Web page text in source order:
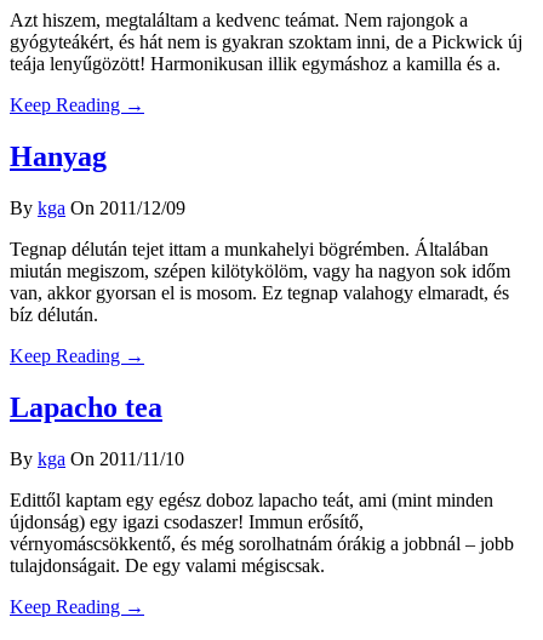
Azt hiszem, megtaláltam a kedvenc teámat. Nem rajongok a
gyógyteákért, és hát nem is gyakran szoktam inni, de a Pickwick új
teája lenyűgözött! Harmonikusan illik egymáshoz a kamilla és a.
Keep Reading →
Hanyag
By kga On 2011/12/09
Tegnap délután tejet ittam a munkahelyi bögrémben. Általában
miután megiszom, szépen kilötykölöm, vagy ha nagyon sok időm
van, akkor gyorsan el is mosom. Ez tegnap valahogy elmaradt, és
bíz délután.
Keep Reading →
Lapacho tea
By kga On 2011/11/10
Edittől kaptam egy egész doboz lapacho teát, ami (mint minden
újdonság) egy igazi csodaszer! Immun erősítő,
vérnyomáscsökkentő, és még sorolhatnám órákig a jobbnál – jobb
tulajdonságait. De egy valami mégiscsak.
Keep Reading →